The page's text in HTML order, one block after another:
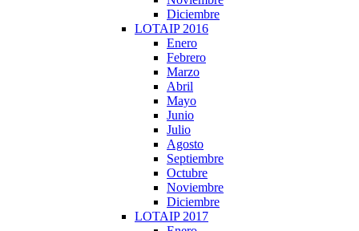
Diciembre
LOTAIP 2016
Enero
Febrero
Marzo
Abril
Mayo
Junio
Julio
Agosto
Septiembre
Octubre
Noviembre
Diciembre
LOTAIP 2017